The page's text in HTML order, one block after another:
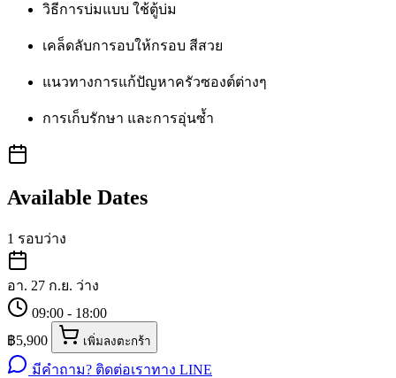
วิธีการบ่มแบบ ใช้ตู้บ่ม
เคล็ดลับการอบให้กรอบ สีสวย
แนวทางการแก้ปัญหาครัวซองต์ต่างๆ
การเก็บรักษา และการอุ่นซ้ำ
Available Dates
1 รอบว่าง
อา. 27 ก.ย. ว่าง
09:00 - 18:00
฿5,900
เพิ่มลงตะกร้า
มีคำถาม? ติดต่อเราทาง LINE